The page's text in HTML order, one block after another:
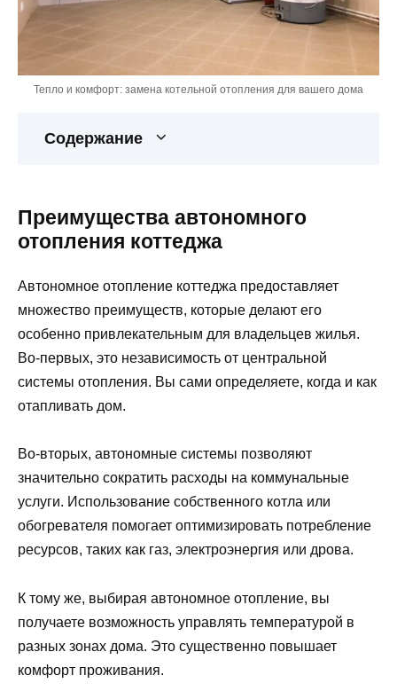
Тепло и комфорт: замена котельной отопления для вашего дома
Содержание
Преимущества автономного
отопления коттеджа
Автономное отопление коттеджа предоставляет
множество преимуществ, которые делают его
особенно привлекательным для владельцев жилья.
Во-первых, это независимость от центральной
системы отопления. Вы сами определяете, когда и как
отапливать дом.
Во-вторых, автономные системы позволяют
значительно сократить расходы на коммунальные
услуги. Использование собственного котла или
обогревателя помогает оптимизировать потребление
ресурсов, таких как газ, электроэнергия или дрова.
К тому же, выбирая автономное отопление, вы
получаете возможность управлять температурой в
разных зонах дома. Это существенно повышает
комфорт проживания.